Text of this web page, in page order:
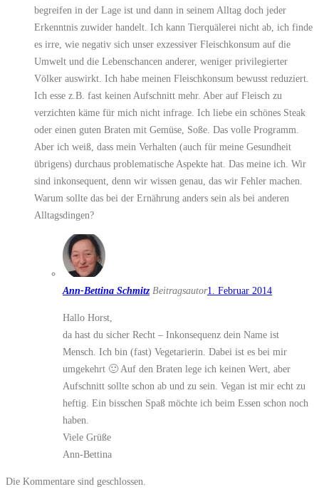
begreifen in der Lage ist und dann in seinem Alltag doch jeder
Erkenntnis zuwider handelt. Ich kann Tierquälerei nicht ab, ich finde
es irre, wie negativ sich unser exzessiver Fleischkonsum auf die
Umwelt und die Lebenschancen anderer, weniger privilegierter
Völker auswirkt. Ich habe meinen Fleischkonsum bewusst reduziert.
Ich esse z.B. fast keinen Aufschnitt mehr. Aber auf Fleisch zu
verzichten käme für mich nicht infrage. Ich liebe ein schönes Steak
oder einen guten Braten mit Gemüse, Soße. Das volle Programm.
Aber ich weiß, dass mein Verhalten (auch für meine Gesundheit
übrigens) durchaus problematische Aspekte hat. Das meine ich. Wir
sind inkonsequent, denn wir wissen genau, das wir Fehler machen.
Warum sollte das bei der Ernährung anders sein als bei anderen
Alltagsdingen?
Ann-Bettina Schmitz Beitragsautor1. Februar 2014
Hallo Horst,
da hast du sicher Recht – Inkonsequenz dein Name ist
Mensch. Ich bin (fast) Vegetarierin. Dabei ist es bei mir
umgekehrt 🙂 Auf den Braten lege ich keinen Wert, aber
Aufschnitt sollte schon ab und zu sein. Vegan ist mir echt zu
heftig. Ein bisschen Spaß möchte ich beim Essen schon noch
haben.
Viele Grüße
Ann-Bettina
Die Kommentare sind geschlossen.